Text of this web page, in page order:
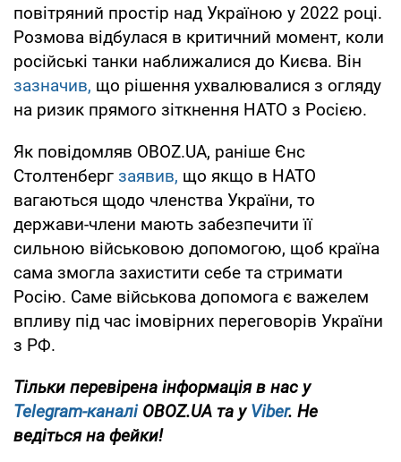
повітряний простір над Україною у 2022 році.
Розмова відбулася в критичний момент, коли
російські танки наближалися до Києва. Він
зазначив, що рішення ухвалювалися з огляду
на ризик прямого зіткнення НАТО з Росією.
Як повідомляв OBOZ.UA, раніше Єнс
Столтенберг заявив, що якщо в НАТО
вагаються щодо членства України, то
держави-члени мають забезпечити її
сильною військовою допомогою, щоб країна
сама змогла захистити себе та стримати
Росію. Саме військова допомога є важелем
впливу під час імовірних переговорів України
з РФ.
Тільки перевірена інформація в нас у
Telegram-каналіOBOZ.UA та уViber. Не
ведіться на фейки!